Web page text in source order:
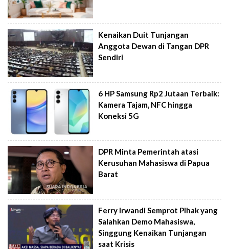
Kenaikan Duit Tunjangan
Anggota Dewan di Tangan DPR
Sendiri
6 HP Samsung Rp2 Jutaan Terbaik:
Kamera Tajam, NFC hingga
Koneksi 5G
DPR Minta Pemerintah atasi
Kerusuhan Mahasiswa di Papua
Barat
Ferry Irwandi Semprot Pihak yang
Salahkan Demo Mahasiswa,
Singgung Kenaikan Tunjangan
saat Krisis